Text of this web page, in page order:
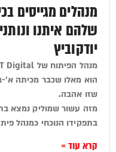
מנהלים מגייסים
שלהם איתנו
יודקוביץ
מנהל הפיתוח של CWT Digital, שמוליק יודקוביץ,
הוא מאלו שכבר מכיתה
שזו אהבה.
מזה עשור שמוליק נמצא
בתפקידו הנוכחי כמנהל
קרא עוד »